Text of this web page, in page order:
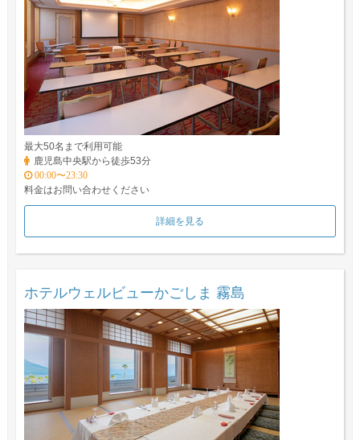
最大50名まで利用可能
鹿児島中央駅から徒歩53分
00:00〜23:30
料金はお問い合わせください
詳細を見る
ホテルウェルビューかごしま 霧島